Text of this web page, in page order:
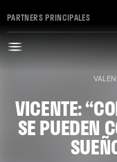
PARTNERS PRINCIPALES
VICENTE:
SE PUEDEN